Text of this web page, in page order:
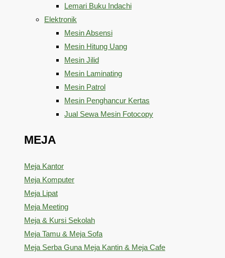
Lemari Buku Indachi
Elektronik
Mesin Absensi
Mesin Hitung Uang
Mesin Jilid
Mesin Laminating
Mesin Patrol
Mesin Penghancur Kertas
Jual Sewa Mesin Fotocopy
MEJA
Meja Kantor
Meja Komputer
Meja Lipat
Meja Meeting
Meja & Kursi Sekolah
Meja Tamu & Meja Sofa
Meja Serba Guna Meja Kantin & Meja Cafe